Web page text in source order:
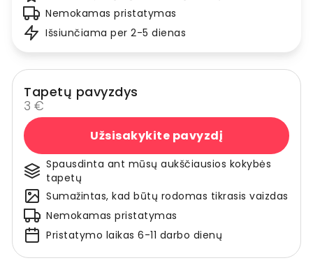
Nemokamas pristatymas
Išsiunčiama per 2-5 dienas
Tapetų pavyzdys
3 €
Užsisakykite pavyzdį
Spausdinta ant mūsų aukščiausios kokybės
tapetų
Sumažintas, kad būtų rodomas tikrasis vaizdas
Nemokamas pristatymas
Pristatymo laikas 6-11 darbo dienų